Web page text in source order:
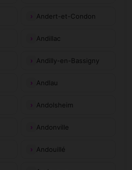
Andert-et-Condon
Andillac
Andilly-en-Bassigny
Andlau
Andolsheim
Andonville
Andouillé